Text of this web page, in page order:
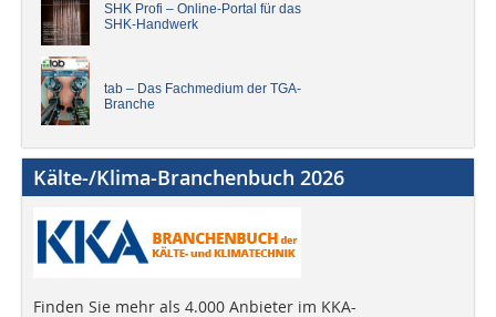
SHK Profi – Online-Portal für das
SHK-Handwerk
tab – Das Fachmedium der TGA-
Branche
Kälte-/Klima-Branchenbuch 2026
Finden Sie mehr als 4.000 Anbieter im KKA-